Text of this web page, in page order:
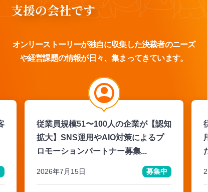
オンリーストーリーが独自に収集した決裁者のニーズ
や経営課題の情報が日々、集まってきています。
従業員規模51〜100人の企業が【認知
拡大】SNS運用やAIO対策によるプ
ロモーションパートナー募集...
2026年7月15日 募集中